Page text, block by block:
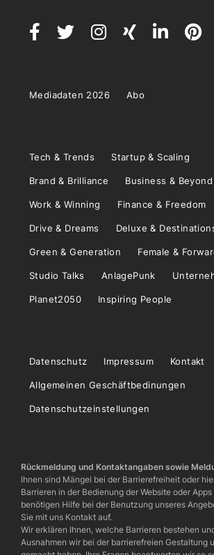
Mediadaten 2026 Abo
Tech & Trends Startup & Scaling
Brand & Brilliance Business & Beyond
Work & Winning Finance & Freedom
Drive & Dreams Deluxe &
Green & Generation Female &
Studio Talks AnlagePunk
Planet2050 Inspiring People
Datenschutz Impressum Kontakt
Allgemeinen Geschäftbedinungen
Datenschutzeinstellungen
Rückmeldung und Kontaktangaben sowie
Ihnen sind Mängel bei der Barrierefreiheit oder
Barrieren in der Bedienung der Website oder
benötigen Hilfe bei der Benutzung unseres
Sie mit uns Kontakt auf.
Wir erklären Ihnen, welche Barrieren bestehen
Ausnahmen wir bei der barrierefreien Gestaltung